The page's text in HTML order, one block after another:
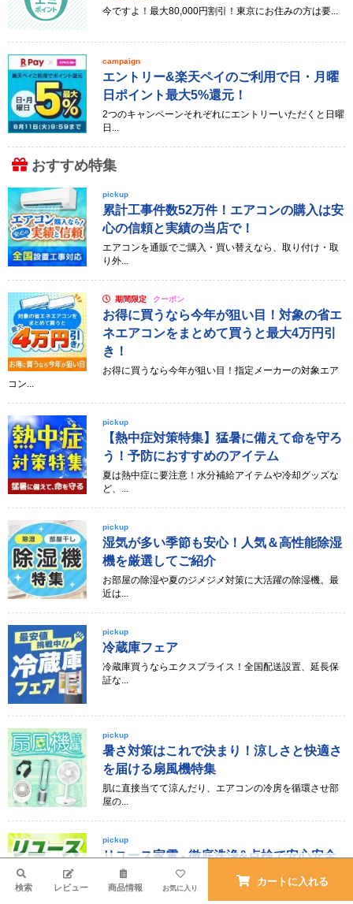
今ですよ！最大80,000円割引！東京にお住みの方は要...
campaign
エントリー&楽天ペイのご利用で日・月曜
日ポイント最大5%還元！
2つのキャンペーンそれぞれにエントリーいただくと日曜
日...
おすすめ特集
pickup
累計工事件数52万件！エアコンの購入は安
心の信頼と実績の当店で！
エアコンを通販でご購入・買い替えなら、取り付け・取
り外...
期間限定 クーポン
お得に買うなら今年が狙い目！対象の省エ
ネエアコンをまとめて買うと最大4万円引
き！
お得に買うなら今年が狙い目！指定メーカーの対象エア
コン...
pickup
【熱中症対策特集】猛暑に備えて命を守ろ
う！予防におすすめのアイテム
夏は熱中症に要注意！水分補給アイテムや冷却グッズな
ど、...
pickup
湿気が多い季節も安心！人気＆高性能除湿
機を厳選してご紹介
お部屋の除湿や夏のジメジメ対策に大活躍の除湿機。最
近は...
pickup
冷蔵庫フェア
冷蔵庫買うならエクスプライス！全国配送設置、延長保
証な...
pickup
暑さ対策はこれで決まり！涼しさと快適さ
を届ける扇風機特集
肌に直接当てて涼んだり、エアコンの冷房を循環させ部
屋の...
pickup
リユース家電 - 徹底洗浄&点検で安心安全
使用済み商品を当社提携工場で入念に洗浄、メンテナン
ス・...
検索 レビュー 商品情報 お気に入り
カートに入れる
検索